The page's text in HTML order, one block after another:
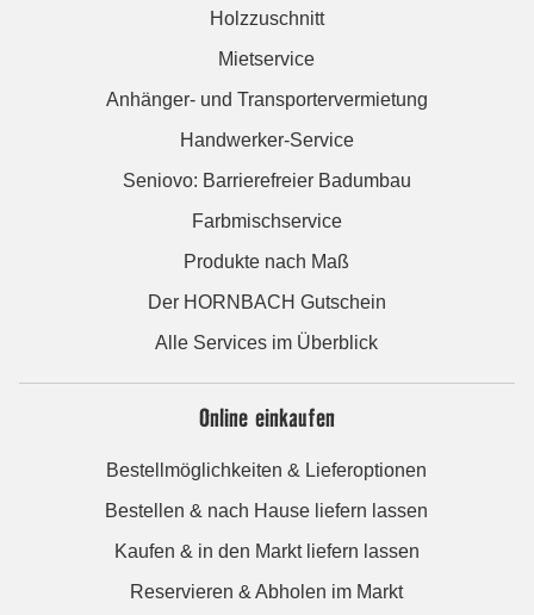
Holzzuschnitt
Mietservice
Anhänger- und Transportervermietung
Handwerker-Service
Seniovo: Barrierefreier Badumbau
Farbmischservice
Produkte nach Maß
Der HORNBACH Gutschein
Alle Services im Überblick
Online einkaufen
Bestellmöglichkeiten & Lieferoptionen
Bestellen & nach Hause liefern lassen
Kaufen & in den Markt liefern lassen
Reservieren & Abholen im Markt